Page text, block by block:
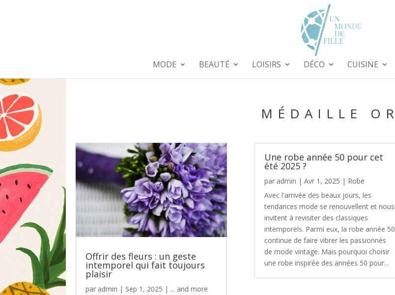
MODE BEAUTÉ LOISIRS DÉCO CUISINE
MÉDAILLE OR
Offrir des fleurs : un geste
intemporel qui fait toujours
plaisir
par admin | Sep 1, 2025 | ... and more
Une robe année 50 pour cet
été 2025 ?
par admin |Avr 1, 2025 | Robe
Avec l'arrivée des beaux jours, les
tendances mode se renouvellent et nous
invitent à revisiter des classiques
intemporels. Parmi eux, la robe année 50
continue de faire vibrer les passionnés
de mode vintage. Mais pourquoi choisir
une robe inspirée des années 50 pour...